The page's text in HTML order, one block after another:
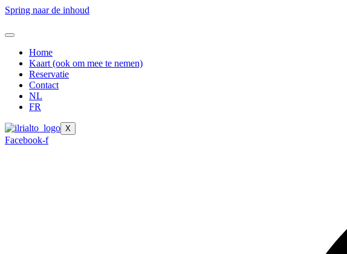
Spring naar de inhoud
Home
Kaart (ook om mee te nemen)
Reservatie
Contact
NL
FR
X
Facebook-f